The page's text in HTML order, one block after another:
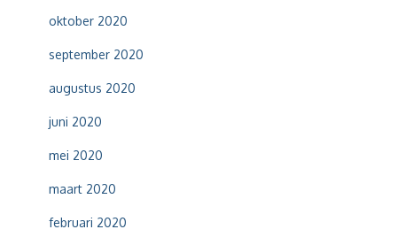
oktober 2020
september 2020
augustus 2020
juni 2020
mei 2020
maart 2020
februari 2020